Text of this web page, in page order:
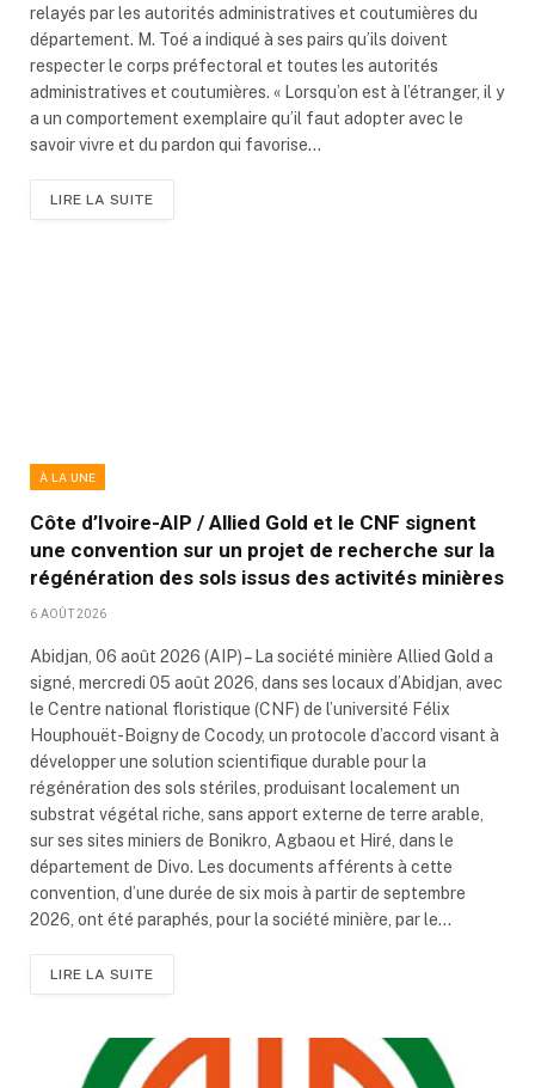
relayés par les autorités administratives et coutumières du
département. M. Toé a indiqué à ses pairs qu’ils doivent
respecter le corps préfectoral et toutes les autorités
administratives et coutumières. « Lorsqu’on est à l’étranger, il y
a un comportement exemplaire qu’il faut adopter avec le
savoir vivre et du pardon qui favorise…
LIRE LA SUITE
À LA UNE
Côte d’Ivoire-AIP / Allied Gold et le CNF signent
une convention sur un projet de recherche sur la
régénération des sols issus des activités minières
6 AOÛT 2026
Abidjan, 06 août 2026 (AIP) – La société minière Allied Gold a
signé, mercredi 05 août 2026, dans ses locaux d’Abidjan, avec
le Centre national floristique (CNF) de l’université Félix
Houphouët-Boigny de Cocody, un protocole d’accord visant à
développer une solution scientifique durable pour la
régénération des sols stériles, produisant localement un
substrat végétal riche, sans apport externe de terre arable,
sur ses sites miniers de Bonikro, Agbaou et Hiré, dans le
département de Divo. Les documents afférents à cette
convention, d’une durée de six mois à partir de septembre
2026, ont été paraphés, pour la société minière, par le…
LIRE LA SUITE